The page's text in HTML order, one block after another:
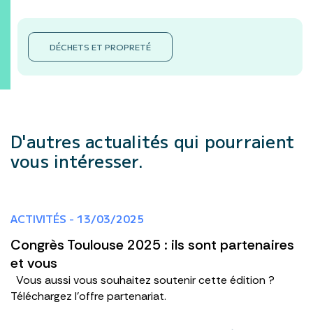
DÉCHETS ET PROPRETÉ
D'autres actualités qui pourraient
vous intéresser.
ACTIVITÉS - 13/03/2025
Congrès Toulouse 2025 : ils sont partenaires
et vous
Vous aussi vous souhaitez soutenir cette édition ?
Téléchargez l'offre partenariat.